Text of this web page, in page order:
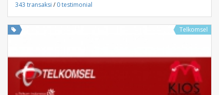
343 transaksi / 0 testimonial
Telkomsel